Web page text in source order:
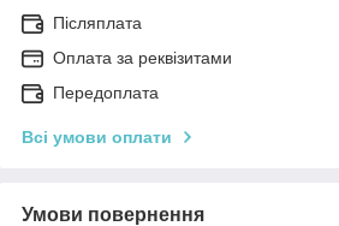
Післяплата
Оплата за реквізитами
Передоплата
Всі умови оплати
Умови повернення